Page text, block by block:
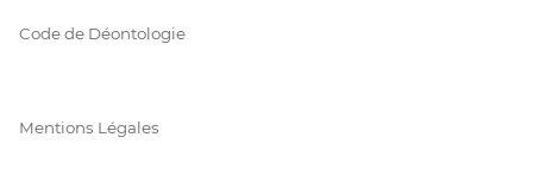
Code de Déontologie
Mentions Légales